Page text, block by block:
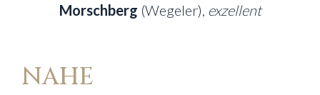
Morschberg (Wegeler), exzellent
NAHE